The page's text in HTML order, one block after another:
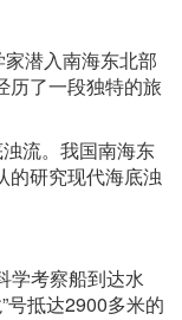
潜入南海东北部
历了一段独特的旅
流。我国南海东
的研究现代海底浊
学考察船到达水
号抵达2900多米的